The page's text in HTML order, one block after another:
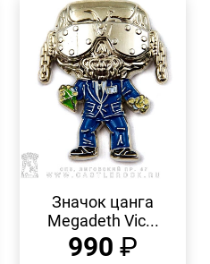
ПРОСМОТР
Значок цанга
Megadeth Vic...
990 ₽